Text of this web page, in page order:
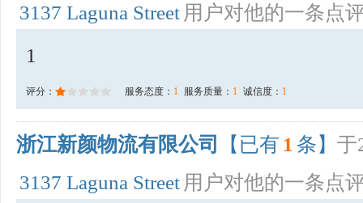
3137 Laguna Street 用户对他的一条点
1
评分： 服务态度： 1 服务质量： 1 诚信度： 1
浙江新颜物流有限公司 【已有 1 条】 于
3137 Laguna Street 用户对他的一条点